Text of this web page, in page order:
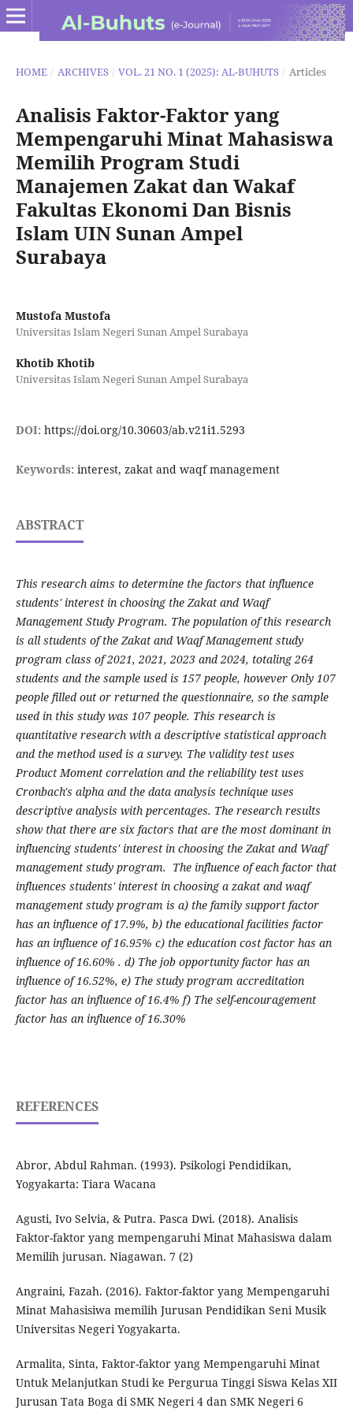
HOME / ARCHIVES / VOL. 21 NO. 1 (2025): AL-BUHUTS / Articles
Analisis Faktor-Faktor yang
Mempengaruhi Minat Mahasiswa
Memilih Program Studi
Manajemen Zakat dan Wakaf
Fakultas Ekonomi Dan Bisnis
Islam UIN Sunan Ampel
Surabaya
Mustofa Mustofa
Universitas Islam Negeri Sunan Ampel Surabaya
Khotib Khotib
Universitas Islam Negeri Sunan Ampel Surabaya
DOI: https://doi.org/10.30603/ab.v21i1.5293
Keywords: interest, zakat and waqf management
ABSTRACT
This research aims to determine the factors that influence
students' interest in choosing the Zakat and Waqf
Management Study Program. The population of this research
is all students of the Zakat and Waqf Management study
program class of 2021, 2021, 2023 and 2024, totaling 264
students and the sample used is 157 people, however Only 107
people filled out or returned the questionnaire, so the sample
used in this study was 107 people. This research is
quantitative research with a descriptive statistical approach
and the method used is a survey. The validity test uses
Product Moment correlation and the reliability test uses
Cronbach's alpha and the data analysis technique uses
descriptive analysis with percentages. The research results
show that there are six factors that are the most dominant in
influencing students' interest in choosing the Zakat and Waqf
management study program. The influence of each factor that
influences students' interest in choosing a zakat and waqf
management study program is a) the family support factor
has an influence of 17.9%, b) the educational facilities factor
has an influence of 16.95% c) the education cost factor has an
influence of 16.60% . d) The job opportunity factor has an
influence of 16.52%, e) The study program accreditation
factor has an influence of 16.4% f) The self-encouragement
factor has an influence of 16.30%
REFERENCES
Abror, Abdul Rahman. (1993). Psikologi Pendidikan,
Yogyakarta: Tiara Wacana
Agusti, Ivo Selvia, & Putra. Pasca Dwi. (2018). Analisis
Faktor-faktor yang mempengaruhi Minat Mahasiswa dalam
Memilih jurusan. Niagawan. 7 (2)
Angraini, Fazah. (2016). Faktor-faktor yang Mempengaruhi
Minat Mahasisiwa memilih Jurusan Pendidikan Seni Musik
Universitas Negeri Yogyakarta.
Armalita, Sinta, Faktor-faktor yang Mempengaruhi Minat
Untuk Melanjutkan Studi ke Pergurua Tinggi Siswa Kelas XII
Jurusan Tata Boga di SMK Negeri 4 dan SMK Negeri 6